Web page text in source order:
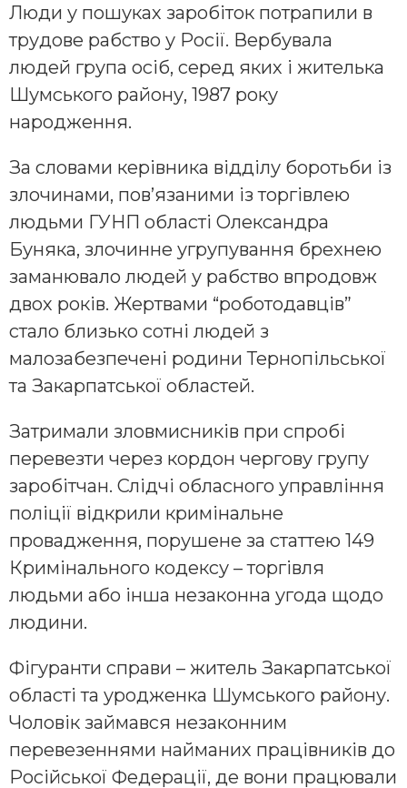
Люди у пошуках заробіток потрапили в
трудове рабство у Росії. Вербувала
людей група осіб, серед яких і жителька
Шумського району, 1987 року
народження.
За словами керівника відділу боротьби із
злочинами, пов’язаними із торгівлею
людьми ГУНП області Олександра
Буняка, злочинне угрупування брехнею
заманювало людей у рабство впродовж
двох років. Жертвами “роботодавців”
стало близько сотні людей з
малозабезпечені родини Тернопільської
та Закарпатської областей.
Затримали зловмисників при спробі
перевезти через кордон чергову групу
заробітчан. Слідчі обласного управління
поліції відкрили кримінальне
провадження, порушене за статтею 149
Кримінального кодексу – торгівля
людьми або інша незаконна угода щодо
людини.
Фігуранти справи – житель Закарпатської
області та уродженка Шумського району.
Чоловік займався незаконним
перевезеннями найманих працівників до
Російської Федерації, де вони працювали